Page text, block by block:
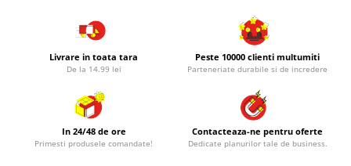
Livrare in toata tara
De la 14.99 lei
Peste 10000 clienti multumiti
Parteneriate durabile si de incredere
In 24/48 de ore
Primesti produsele comandate!
Contacteaza-ne pentru oferte
Dedicate planurilor tale de business.